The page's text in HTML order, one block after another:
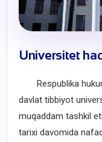
Universitet
Respublika
davlat tibbiyot
muqaddam tashkil
tarixi davomida